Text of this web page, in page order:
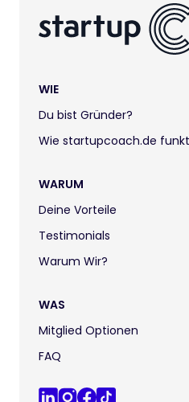
WIE
Du bist Gründer?
Wie startupcoach.de
WARUM
Deine Vorteile
Testimonials
Warum Wir?
WAS
Mitglied Optionen
FAQ